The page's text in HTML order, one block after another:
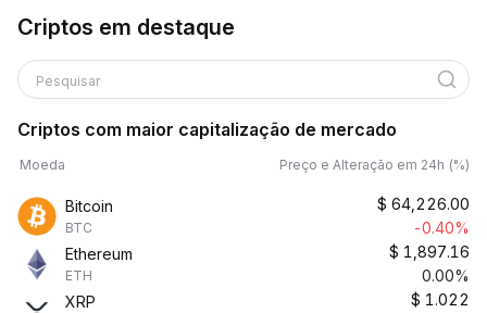
Criptos em destaque
Pesquisar
Criptos com maior capitalização de mercado
Moeda Preço e Alteração em 24h (%)
Bitcoin
BTC
$ 64,226.00
-0.40%
Ethereum
ETH
$ 1,897.16
0.00%
XRP
$ 1.022